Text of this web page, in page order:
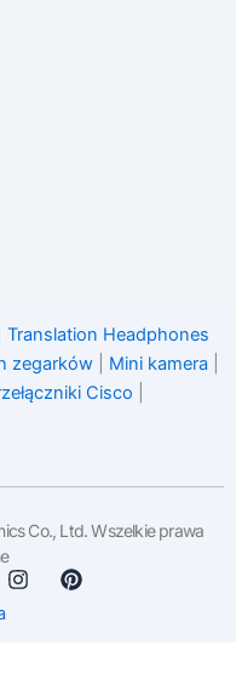
Translation Headphones
zegarków Mini kamera
Cisco
Co., Ltd. Wszelkie prawa
I
P